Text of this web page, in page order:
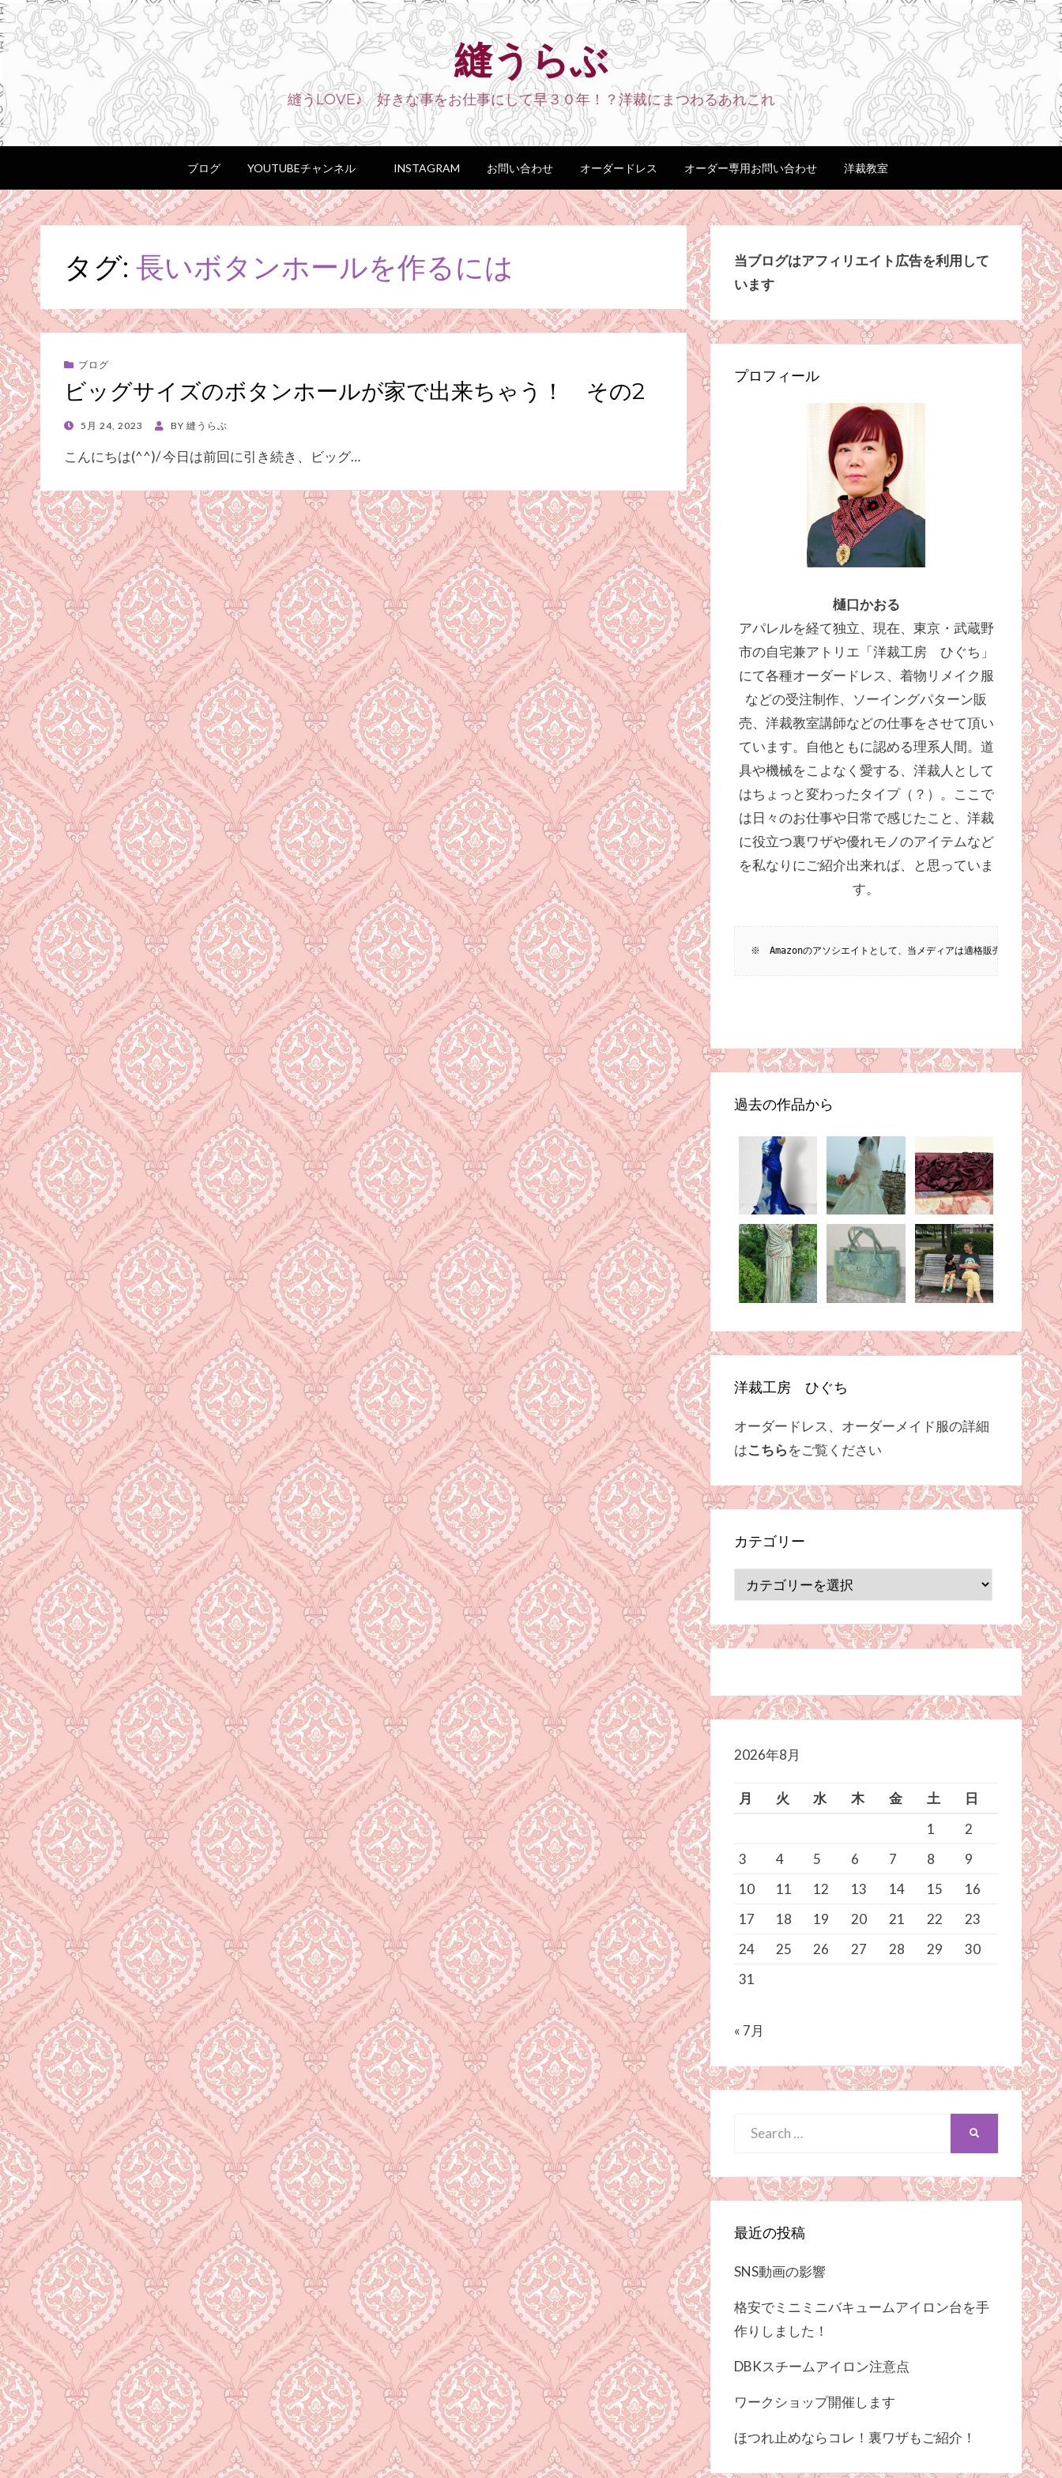
縫うらぶ
縫うLOVE♪ 好きな事をお仕事にして早３０年！？洋裁にまつわるあれこれ
ブログ YOUTUBEチャンネル INSTAGRAM お問い合わせ オーダードレス オーダー専用お問い合わせ 洋裁教室
タグ: 長いボタンホールを作るには
ブログ
ビッグサイズのボタンホールが家で出来ちゃう！ その2
POSTED
5月 24, 2023 BY 縫うらぶ
こんにちは(^^)/ 今日は前回に引き続き、ビッグ…
当ブログはアフィリエイト広告を利用して
います
プロフィール
樋口かおる
アパレルを経て独立、現在、東京・武蔵野
市の自宅兼アトリエ「洋裁工房 ひぐち」
にて各種オーダードレス、着物リメイク服
などの受注制作、ソーイングパターン販
売、洋裁教室講師などの仕事をさせて頂い
ています。自他ともに認める理系人間。道
具や機械をこよなく愛する、洋裁人として
はちょっと変わったタイプ（？）。ここで
は日々のお仕事や日常で感じたこと、洋裁
に役立つ裏ワザや優れモノのアイテムなど
を私なりにご紹介出来れば、と思っていま
す。
※　Amazonのアソシエイトとして、当メディアは適格販売により収入を
過去の作品から
洋裁工房 ひぐち
オーダードレス、オーダーメイド服の詳細
はこちらをご覧ください
カテゴリー
テ
ゴ
リ
2026年8月
月 火 水 木 金 土
日
1
2
3
4 5 6 7 8
9
10
11 12 13 14 15
16
17
18 19 20 21 22
23
24
25 26 27 28 29
30
31
« 7月
Search
最近の投稿
SNS動画の影響
格安でミニミニバキュームアイロン台を手
作りしました！
DBKスチームアイロン注意点
ワークショップ開催します
ほつれ止めならコレ！裏ワザもご紹介！